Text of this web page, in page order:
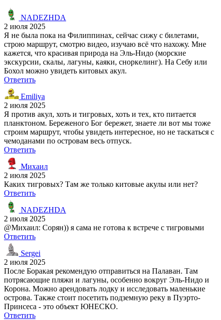
NADEZHDA
2 июля 2025
Я не была пока на Филиппинах, сейчас сижу с билетами,
строю маршрут, смотрю видео, изучаю всё что нахожу. Мне
кажется, что красивая природа на Эль-Нидо (морские
экскурсии, скалы, лагуны, каяки, сноркелинг). На Себу или
Бохол можно увидеть китовых акул.
Ответить
Emiliya
2 июля 2025
Я против акул, хоть и тигровых, хоть и тех, кто питается
планктоном. Береженого Бог бережет, знаете ли вот мы тоже
строим маршрут, чтобы увидеть интересное, но не таскаться с
чемоданами по островам весь отпуск.
Ответить
Михаил
2 июля 2025
Каких тигровых? Там же только китовые акулы или нет?
Ответить
NADEZHDA
2 июля 2025
@Михаил: Сорян)) я сама не готова к встрече с тигровыми
Ответить
Sergei
2 июля 2025
После Боракая рекомендую отправиться на Палаван. Там
потрясающие пляжи и лагуны, особенно вокруг Эль-Нидо и
Корона. Можно арендовать лодку и исследовать маленькие
острова. Также стоит посетить подземную реку в Пуэрто-
Принсеса - это объект ЮНЕСКО.
Ответить